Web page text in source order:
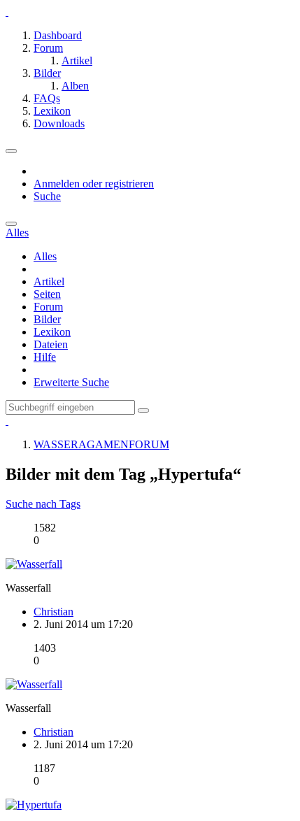
Dashboard
Forum
Artikel
Bilder
Alben
FAQs
Lexikon
Downloads
Anmelden oder registrieren
Suche
Alles
Alles
Artikel
Seiten
Forum
Bilder
Lexikon
Dateien
Hilfe
Erweiterte Suche
WASSERAGAMENFORUM
Bilder mit dem Tag „Hypertufa“
Suche nach Tags
1582
0
Wasserfall
Christian
2. Juni 2014 um 17:20
1403
0
Wasserfall
Christian
2. Juni 2014 um 17:20
1187
0